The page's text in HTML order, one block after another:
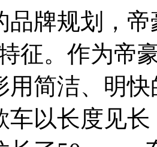
品牌规划，
征。作为帝
用简洁、明
车以长度见长